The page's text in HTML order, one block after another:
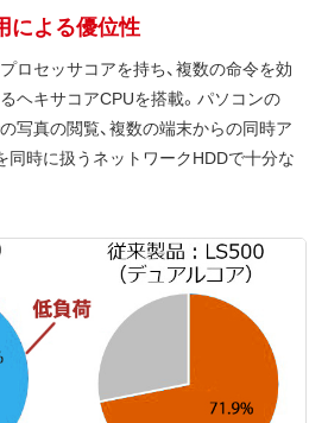
による優位性
ロセッサコアを持ち、複数の命令を効
ヘキサコアCPUを搭載。パソコンの
写真の閲覧、複数の端末からの同時ア
同時に扱うネットワークHDDで十分な